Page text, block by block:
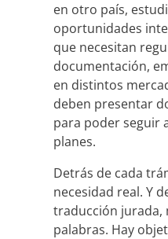
en otro país,
oportunidades
que necesitan
documentación,
en distintos
deben presentar
para poder seguir
planes.
Detrás de cada
necesidad real. Y
traducción jurada,
palabras. Hay